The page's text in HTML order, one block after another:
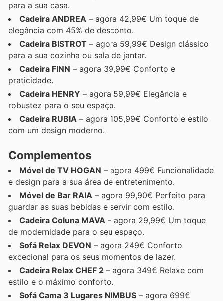
para a sua casa.
Cadeira ANDREA – agora 42,99€ Um toque de
elegância com 45% de desconto.
Cadeira BISTROT – agora 59,99€ Design clássico
para a sua cozinha ou sala de jantar.
Cadeira FINN – agora 39,99€ Conforto e
praticidade.
Cadeira HENRY – agora 59,99€ Elegância e
robustez para o seu espaço.
Cadeira RUBIA – agora 105,99€ Conforto e estilo
com um design moderno.
Complementos
Móvel de TV HOGAN – agora 499€ Funcionalidade
e design para a sua área de entretenimento.
Móvel de Bar RAIA – agora 99,90€ Perfeito para
guardar as suas bebidas e servir com estilo.
Cadeira Coluna MAVA – agora 29,99€ Um toque
de modernidade para o seu espaço.
Sofá Relax DEVON – agora 249€ Conforto
excecional para os seus momentos de lazer.
Cadeira Relax CHEF 2 – agora 349€ Relaxe com
estilo e o máximo conforto.
Sofá Cama 3 Lugares NIMBUS – agora 699€